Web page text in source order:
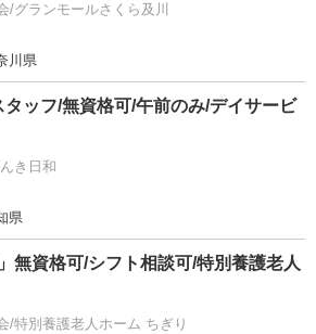
/グランモールさくら及川
川県
タッフ/無資格可/午前のみ/デイサービ
き日和
県
無資格可/シフト相談可/特別養護老人
/特別養護老人ホーム ちぎり